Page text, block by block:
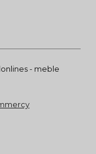
- meble